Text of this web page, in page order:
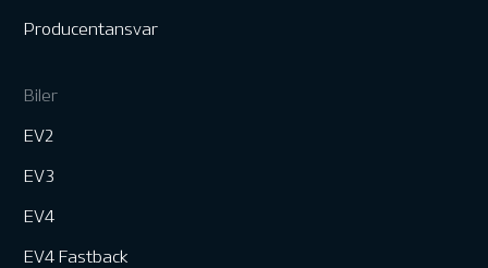
Producentansvar
Biler
EV2
EV3
EV4
EV4 Fastback